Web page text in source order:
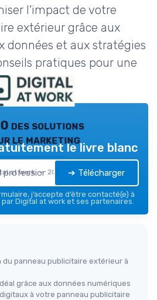
l’impact de votre
extérieur grâce aux
données et aux stratégies
pratiques pour une
des solutions
le marketing
at work — 2026
le livre blanc
➔ Télécharger
j’accepte d’être contacté(e) à
Digital at work et ses partenaires.
du panneau publicitaire extérieur à
grâce aux données numériques
à votre panneau publicitaire